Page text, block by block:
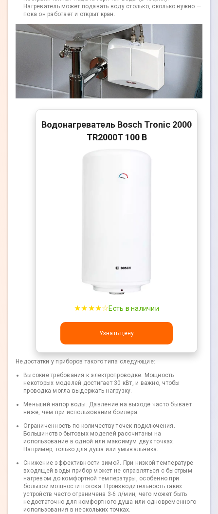
Нагреватель может подавать воду столько, сколько нужно —
пока он работает и открыт кран.
Водонагреватель Bosch Tronic 2000
TR2000T 100 B
★★★★☆Есть в наличии
Узнать цену
Недостатки у приборов такого типа следующие:
Высокие требования к электропроводке. Мощность
некоторых моделей достигает 30 кВт, и важно, чтобы
проводка могла выдержать нагрузку.
Меньший напор воды. Давление на выходе часто бывает
ниже, чем при использовании бойлера.
Ограниченность по количеству точек подключения.
Большинство бытовых моделей рассчитаны на
использование в одной или максимум двух точках.
Например, только для душа или умывальника.
Снижение эффективности зимой. При низкой температуре
входящей воды прибор может не справляться с быстрым
нагревом до комфортной температуры, особенно при
большой мощности потока. Производительность таких
устройств часто ограничена 3-6 л/мин, чего может быть
недостаточно для комфортного душа или одновременного
использования в нескольких точках.